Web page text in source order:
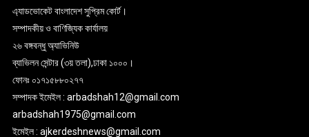
এ্যাডভোকেট বাংলাদেশ সুপ্রিম কোর্ট।
সম্পাদকীয় ও বাণিজ্যিক কার্যালয়
২৬ বঙ্গবন্ধু অ্যাভিনিউ
ব্যাভিলন সেন্টার (৩য় তলা),ঢাকা ১০০০।
ফোনঃ ০১৭১৫৮৮০২৭৭
সম্পাদক ইমেইল : arbadshah12@gmail.com
arbadshah1975@gmail.com
ইমেইল : ajkerdeshnews@gmail.com